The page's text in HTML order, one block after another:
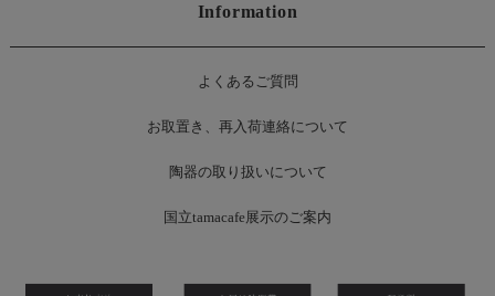
Information
よくあるご質問
お取置き、再入荷連絡について
陶器の取り扱いについて
国立tamacafe展示のご案内